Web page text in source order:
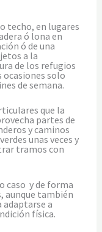
techo, en lugares
ó lona en
ó de una
a la
de los refugios
ocasiones solo
de semana.
que la
partes de
y caminos
unas veces y
tramos con
caso y de forma
aunque también
adaptarse a
física.